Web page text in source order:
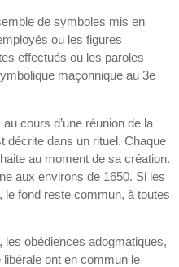
de symboles mis en
ou les figures
effectués ou les paroles
maçonnique au 3e
cours d’une réunion de la
décrite dans un rituel. Chaque
au moment de sa création.
aux environs de 1650. Si les
fond reste commun, à toutes
obédiences adogmatiques,
ont en commun le